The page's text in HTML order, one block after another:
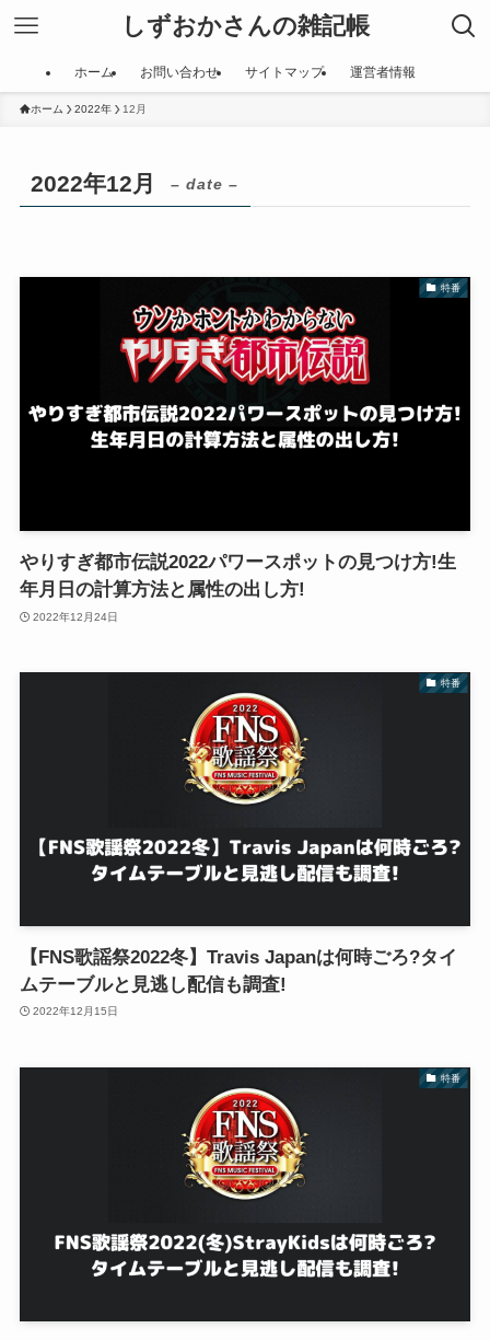
しずおかさんの雑記帳
ホーム お問い合わせ サイトマップ 運営者情報
ホーム 2022年 12月
2022年12月 – date –
特番
やりすぎ都市伝説2022パワースポットの見つけ方!生
年月日の計算方法と属性の出し方!
2022年12月24日
特番
【FNS歌謡祭2022冬】Travis Japanは何時ごろ?タイ
ムテーブルと見逃し配信も調査!
2022年12月15日
特番